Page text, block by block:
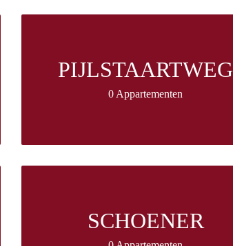
PIJLSTAARTWEG
0 Appartementen
SCHOENER